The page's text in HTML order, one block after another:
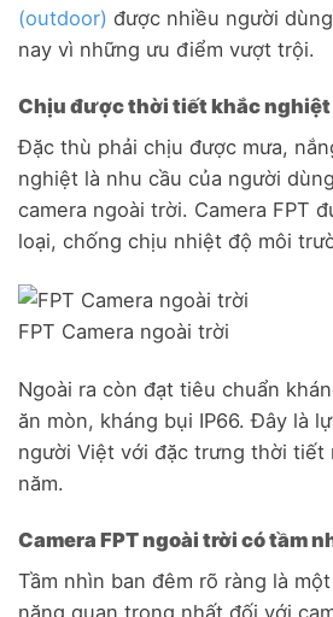
(outdoor) được nhiều người
nay vì những ưu điểm vượt trội.
Chịu được thời tiết khắc nghiệt
Đặc thù phải chịu được mưa,
nghiệt là nhu cầu của người
camera ngoài trời. Camera FPT
loại, chống chịu nhiệt độ môi
FPT Camera ngoài trời
Ngoài ra còn đạt tiêu chuẩn
ăn mòn, kháng bụi IP66. Đây là
người Việt với đặc trưng thời tiết
năm.
Camera FPT ngoài trời có tầm
Tầm nhìn ban đêm rõ ràng là